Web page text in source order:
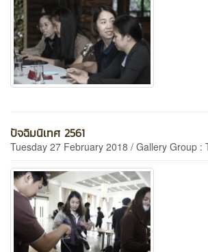
ปัจฉิมนิเทศ 2561
Tuesday 27 February 2018 / Gallery Group :